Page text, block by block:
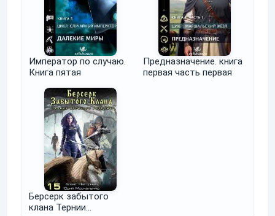
Император по случаю.
Книга пятая
Предназначение. книга
первая часть первая
Берсерк забытого
клана Тернии